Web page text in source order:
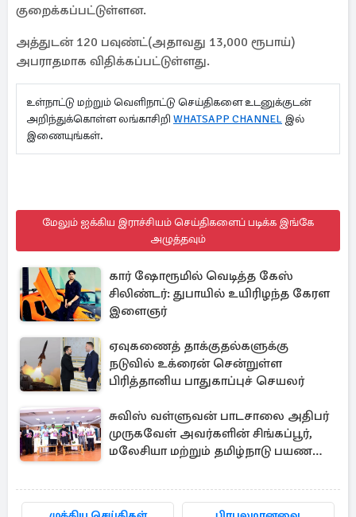
குறைக்கப்பட்டுள்ளன.
அத்துடன் 120 பவுண்ட்(அதாவது 13,000 ரூபாய்)
அபராதமாக விதிக்கப்பட்டுள்ளது.
உள்நாட்டு மற்றும் வெளிநாட்டு செய்திகளை உடனுக்குடன்
அறிந்துக்கொள்ள லங்காசிறி WHATSAPP CHANNEL இல்
இணையுங்கள்.
மேலும் ஐக்கிய இராச்சியம் செய்திகளைப் படிக்க இங்கே
அழுத்தவும்
கார் ஷோரூமில் வெடித்த கேஸ்
சிலிண்டர்: துபாயில் உயிரிழந்த கேரள
இளைஞர்
ஏவுகணைத் தாக்குதல்களுக்கு
நடுவில் உக்ரைன் சென்றுள்ள
பிரித்தானிய பாதுகாப்புச் செயலர்
சுவிஸ் வள்ளுவன் பாடசாலை அதிபர்
முருகவேள் அவர்களின் சிங்கப்பூர்,
மலேசியா மற்றும் தமிழ்நாடு பயண